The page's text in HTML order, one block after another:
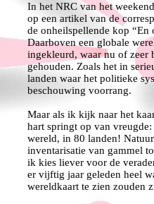
In het NRC van het
op een artikel van de
de onheilspellende kop “En
Daarboven een globale
ingekleurd, waar nu of zeer
gehouden. Zoals het in
landen waar het politieke
beschouwing voorrang.
Maar als ik kijk naar het
hart springt op van
wereld, in 80 landen!
inventarisatie van gammel
ik kies liever voor de
er vijftig jaar geleden heel
wereldkaart te zien zouden